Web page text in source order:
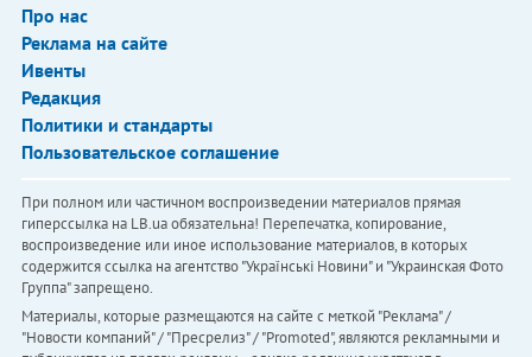
Про нас
Реклама на сайте
Ивенты
Редакция
Политики и стандарты
Пользовательское соглашение
При полном или частичном воспроизведении материалов прямая
гиперссылка на LB.ua обязательна! Перепечатка, копирование,
воспроизведение или иное использование материалов, в которых
содержится ссылка на агентство "Українськi Новини" и "Украинская Фото
Группа" запрещено.
Материалы, которые размещаются на сайте с меткой "Реклама" /
"Новости компаний" / "Пресрелиз" / "Promoted", являются рекламными и